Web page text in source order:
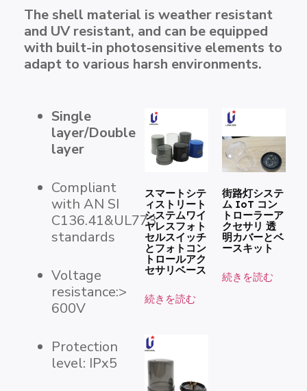
The shell material is weather resistant
and UV resistant, and can be equipped
with built-in photosensitive elements to
adapt to various harsh environments.
Single
layer/Double
layer
Compliant
with AN SI
C136.41&UL773
standards
Voltage
resistance:>
600V
Protection
level: IPx5
スマートシテ
ィストリート
システムワイ
ヤレスフォト
セルスイッチ
とフォトコン
トロールアク
セサリベース
続きを読む
街路灯システ
ム IoT コン
トローラーア
クセサリ 透
明カバーとベ
ースキット
続きを読む